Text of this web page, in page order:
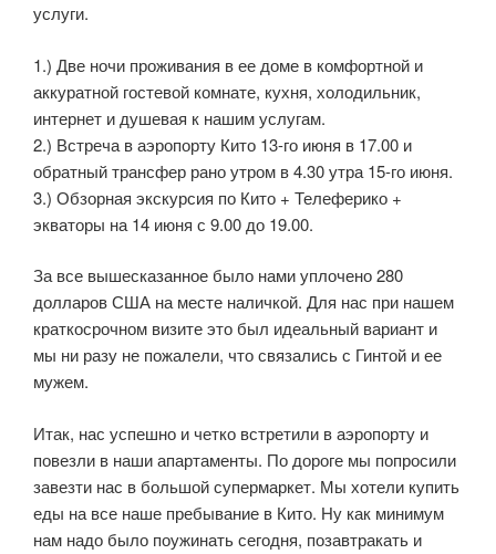
услуги.
1.) Две ночи проживания в ее доме в комфортной и
аккуратной гостевой комнате, кухня, холодильник,
интернет и душевая к нашим услугам.
2.) Встреча в аэропорту Кито 13-го июня в 17.00 и
обратный трансфер рано утром в 4.30 утра 15-го июня.
3.) Обзорная экскурсия по Кито + Телеферико +
экваторы на 14 июня с 9.00 до 19.00.
За все вышесказанное было нами уплочено 280
долларов США на месте наличкой. Для нас при нашем
краткосрочном визите это был идеальный вариант и
мы ни разу не пожалели, что связались с Гинтой и ее
мужем.
Итак, нас успешно и четко встретили в аэропорту и
повезли в наши апартаменты. По дороге мы попросили
завезти нас в большой супермаркет. Мы хотели купить
еды на все наше пребывание в Кито. Ну как минимум
нам надо было поужинать сегодня, позавтракать и